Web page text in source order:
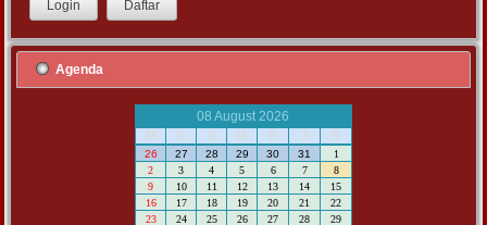
Agenda
08 August 2026
M
S S R K J S
26 27 28 29 30 31
1
2
3 4 5 6 7
8
9
10 11 12 13 14
15
16
17 18 19 20 21
22
23
24 25 26 27 28
29